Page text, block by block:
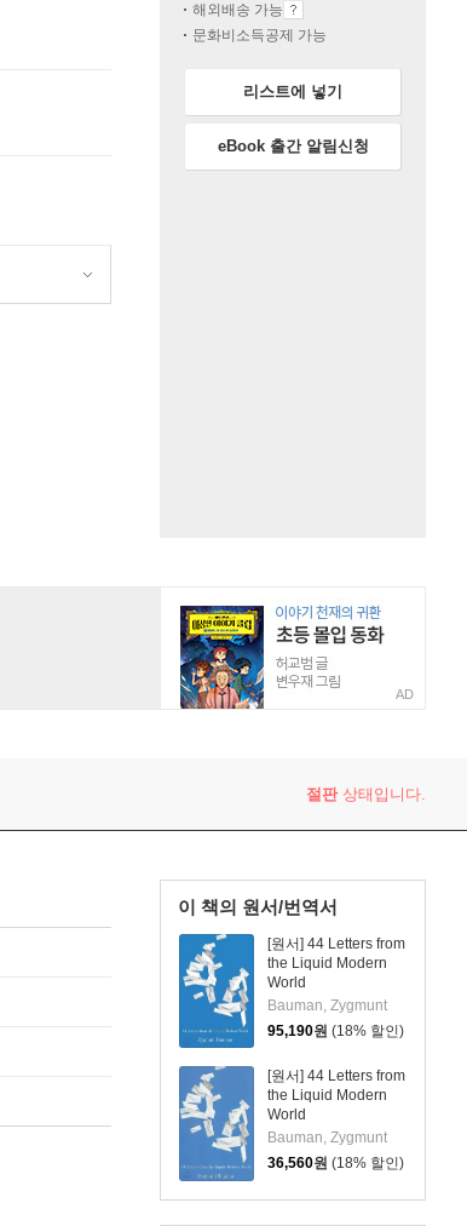
해외배송 가능
문화비소득공제 가능
리스트에 넣기
eBook 출간 알림신청
AD
절판상태입니다.
이 책의 원서/번역서
[원서] 44 Letters from
the Liquid Modern
World
Bauman, Zygmunt
95,190원 (18% 할인)
[원서] 44 Letters from
the Liquid Modern
World
Bauman, Zygmunt
36,560원 (18% 할인)